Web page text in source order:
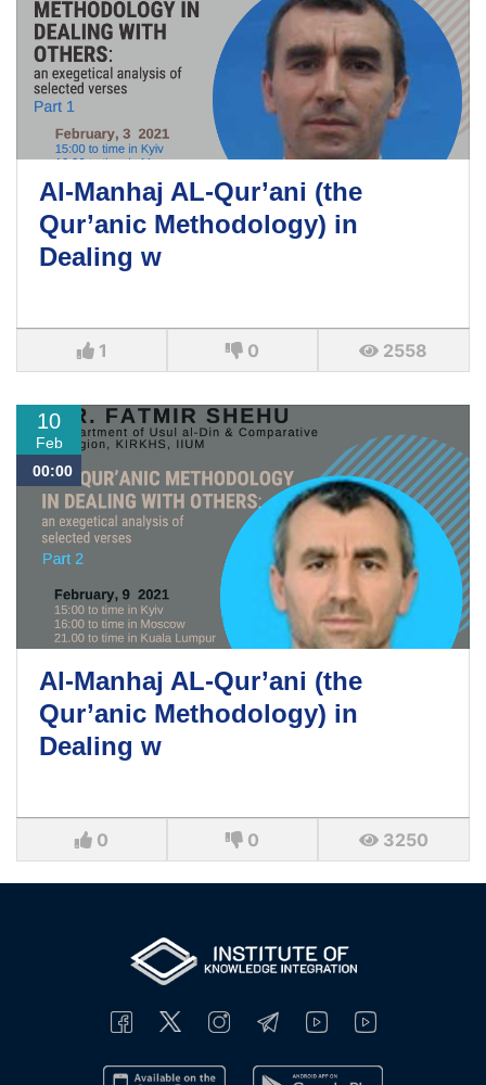
Al-Manhaj AL-Qur’ani (the
Qur’anic Methodology) in
Dealing w
1 0 2558
10
Feb
00:00
Al-Manhaj AL-Qur’ani (the
Qur’anic Methodology) in
Dealing w
0 0 3250